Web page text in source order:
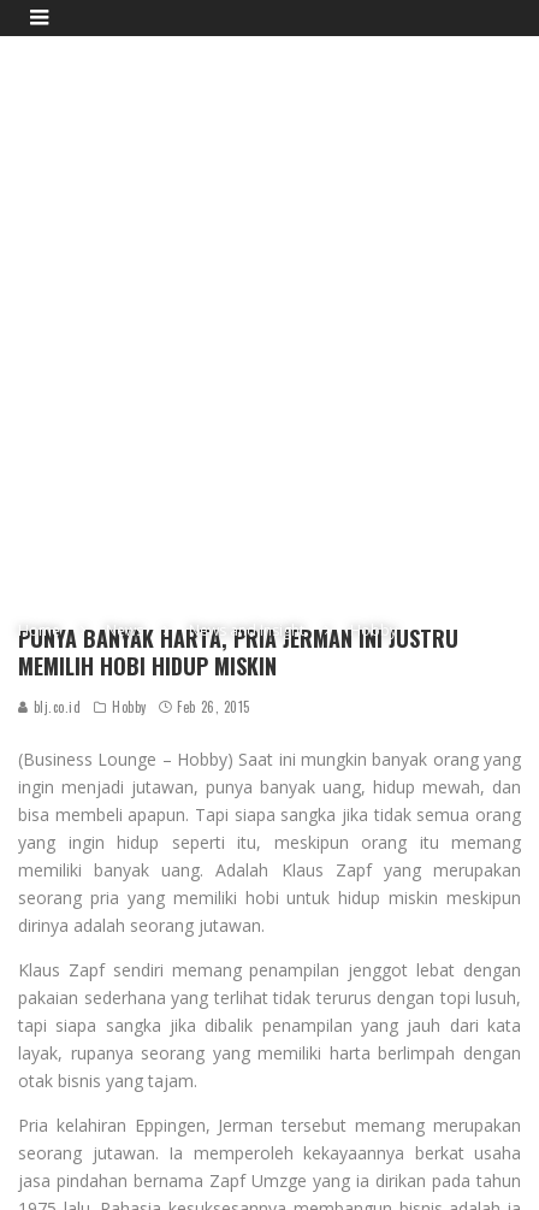
Home News News and Insight Hobby
PUNYA BANYAK HARTA, PRIA JERMAN INI JUSTRU
MEMILIH HOBI HIDUP MISKIN
blj.co.id Hobby Feb 26, 2015
(Business Lounge – Hobby) Saat ini mungkin banyak orang yang
ingin menjadi jutawan, punya banyak uang, hidup mewah, dan
bisa membeli apapun. Tapi siapa sangka jika tidak semua orang
yang ingin hidup seperti itu, meskipun orang itu memang
memiliki banyak uang. Adalah Klaus Zapf yang merupakan
seorang pria yang memiliki hobi untuk hidup miskin meskipun
dirinya adalah seorang jutawan.
Klaus Zapf sendiri memang penampilan jenggot lebat dengan
pakaian sederhana yang terlihat tidak terurus dengan topi lusuh,
tapi siapa sangka jika dibalik penampilan yang jauh dari kata
layak, rupanya seorang yang memiliki harta berlimpah dengan
otak bisnis yang tajam.
Pria kelahiran Eppingen, Jerman tersebut memang merupakan
seorang jutawan. Ia memperoleh kekayaannya berkat usaha
jasa pindahan bernama Zapf Umzge yang ia dirikan pada tahun